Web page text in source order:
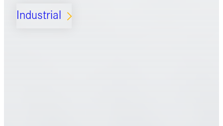
Industrial ARROW_FORWARD_IOS